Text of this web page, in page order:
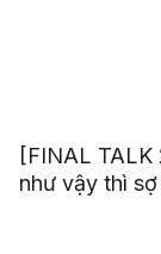
[FINAL TALK
như vậy thì